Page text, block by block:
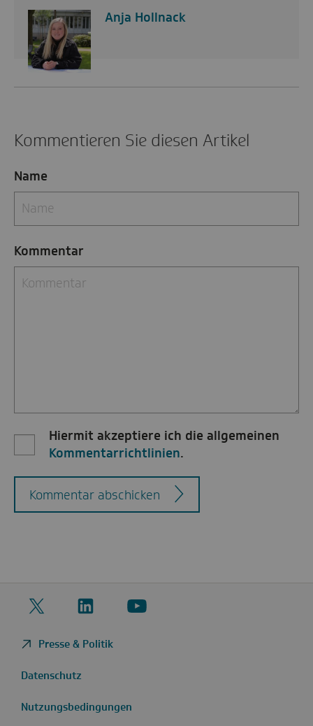
Anja Hollnack
Kommentieren Sie diesen Artikel
Name
Kommentar
Hiermit akzeptiere ich die allgemeinen
Kommentarrichtlinien.
Kommentar abschicken
Twitter
LinkedIn
YouTube
Presse & Politik
Datenschutz
Nutzungsbedingungen